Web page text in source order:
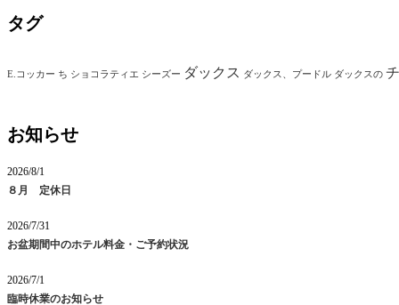
タグ
E.コッカー ち ショコラティエ シーズー ダックス ダックス、プードル ダックスの
お知らせ
2026/8/1
８月 定休日
2026/7/31
お盆期間中のホテル料金・ご予約状況
2026/7/1
臨時休業のお知らせ